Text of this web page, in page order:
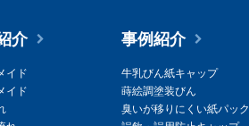
介
イド
イド
事例紹介
牛乳びん紙キャップ
蒔絵調塗装びん
臭いが移りにくい紙パック